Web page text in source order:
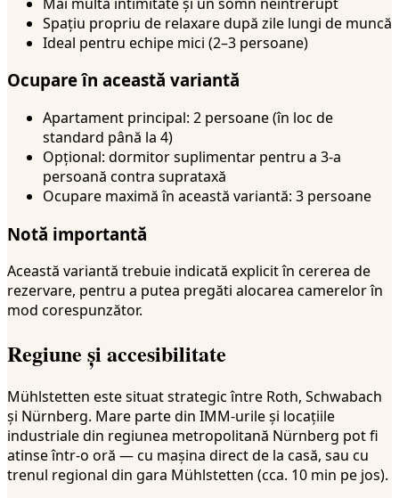
Spațiu propriu de relaxare după zile lungi de muncă
Ideal pentru echipe mici (2–3 persoane)
Ocupare în această variantă
Apartament principal: 2 persoane (în loc de
standard până la 4)
Opțional: dormitor suplimentar pentru a 3-a
persoană contra suprataxă
Ocupare maximă în această variantă: 3 persoane
Notă importantă
Această variantă trebuie indicată explicit în cererea de
rezervare, pentru a putea pregăti alocarea camerelor în
mod corespunzător.
Regiune și accesibilitate
Mühlstetten este situat strategic între Roth, Schwabach
și Nürnberg. Mare parte din IMM-urile și locațiile
industriale din regiunea metropolitană Nürnberg pot fi
atinse într-o oră — cu mașina direct de la casă, sau cu
trenul regional din gara Mühlstetten (cca. 10 min pe jos).